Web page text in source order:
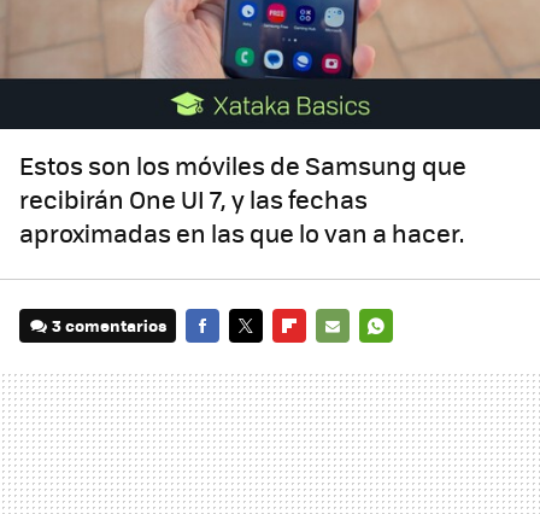
Estos son los móviles de Samsung que
recibirán One UI 7, y las fechas
aproximadas en las que lo van a hacer.
3 comentarios
MAIL